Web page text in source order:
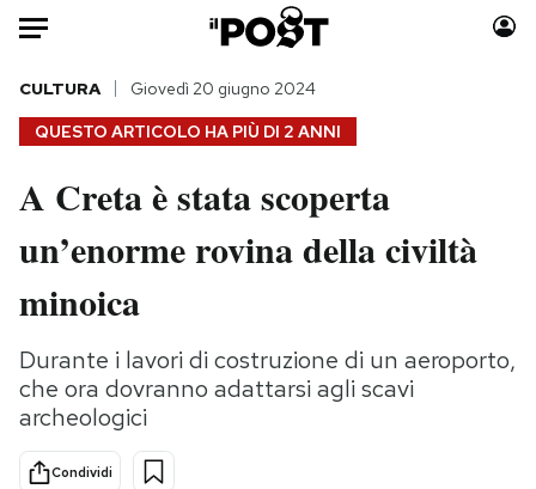
Auto
HOME
Italia
Politica
Tecnologia
Scienza
Cultura
Sport
Moda
Consumismi
Media
Europa
QUESTO ARTICOLO HA PIÙ DI 2 ANNI
CULTURA Giovedì 20 giugno 2024
A Creta è stata scoperta
un’enorme rovina della civiltà
minoica
Durante i lavori di costruzione di un aeroporto,
che ora dovranno adattarsi agli scavi
archeologici
Condividi